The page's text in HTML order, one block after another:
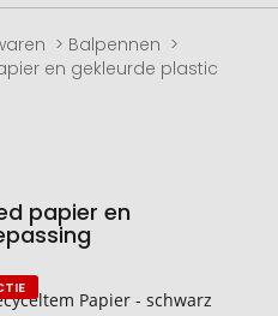
Balpennen
en gekleurde plastic
papier en